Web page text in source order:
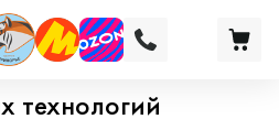
технологий